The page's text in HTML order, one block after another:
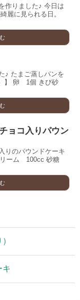
作りました♪ 今日は
麗に見られる日。
♪ たまご蒸しパンを
】 卵 1個 きび砂
ョコ入りパウン
りのパウンドケーキ
リーム 100cc 砂糖
キ